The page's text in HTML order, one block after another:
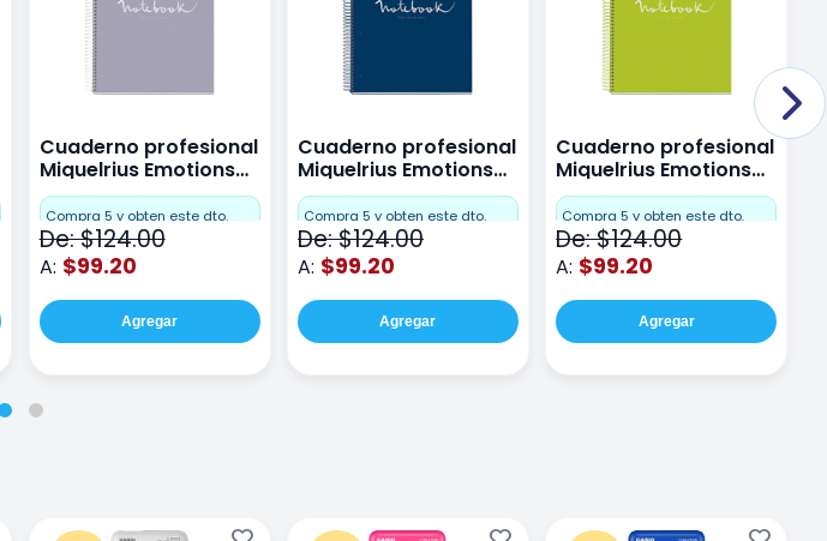
Cuaderno profesional
Miquelrius Emotions
raya 80 hojas Gris
Compra 5 y obten este dto.
De: $124.00
A: $99.20
Agregar
Cuaderno profesional
Miquelrius Emotions
Dots 80 hojas
Compra 5 y obten este dto.
De: $124.00
A: $99.20
Agregar
Cuaderno profesional
Miquelrius Emotions
Dots 80 hojas Lima
Compra 5 y obten este dto.
De: $124.00
A: $99.20
Agregar